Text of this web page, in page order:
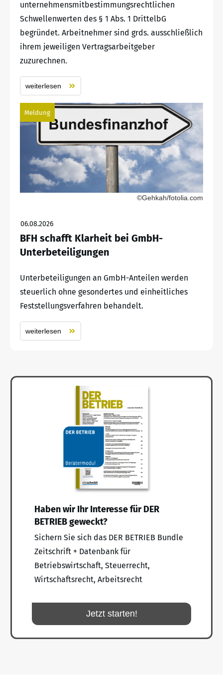
unternehmensmitbestimmungsrechtlichen
Schwellenwerten des § 1 Abs. 1 DrittelbG
begründet. Arbeitnehmer sind grds. ausschließlich
ihrem jeweiligen Vertragsarbeitgeber
zuzurechnen.
weiterlesen
Meldung
©Gehkah/fotolia.com
06.08.2026
BFH schafft Klarheit bei GmbH-
Unterbeteiligungen
Unterbeteiligungen an GmbH-Anteilen werden
steuerlich ohne gesondertes und einheitliches
Feststellungsverfahren behandelt.
weiterlesen
Haben wir Ihr Interesse für DER
BETRIEB geweckt?
Sichern Sie sich das DER BETRIEB Bundle
Zeitschrift + Datenbank für
Betriebswirtschaft, Steuerrecht,
Wirtschaftsrecht, Arbeitsrecht
Jetzt starten!